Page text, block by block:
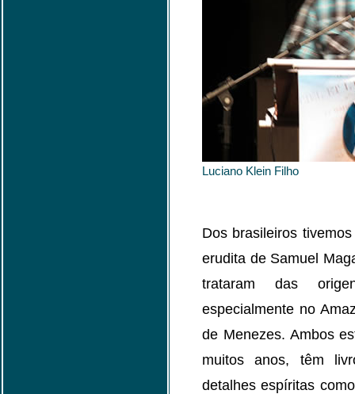
Luciano Klein Filho
Dos brasileiros
erudita de Samuel
trataram das
especialmente no
de Menezes. Ambos
muitos anos, têm
detalhes espíritas